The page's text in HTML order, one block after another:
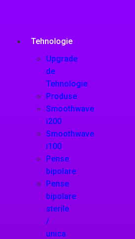
Tehnologie
Upgrade
de
Tehnologie
Produse
Smoothwave
i200
Smoothwave
i100
Pense
bipolare
Pense
bipolare
sterile
/
unica